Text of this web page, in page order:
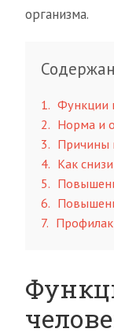
организма.
1
Функции
2
Норма и
3
Причины
4
Как
5
6
7